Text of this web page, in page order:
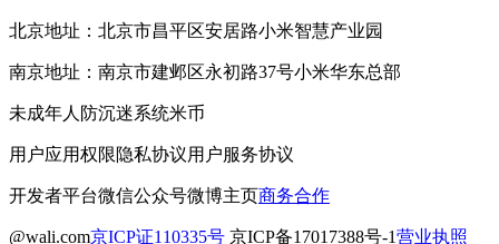
北京地址：北京市昌平区安居路小米智慧产业园
南京地址：南京市建邺区永初路37号小米华东总部
未成年人防沉迷系统米币
用户应用权限隐私协议用户服务协议
开发者平台微信公众号微博主页商务合作
@wali.com京ICP证110335号 京ICP备17017388号-1营业执照